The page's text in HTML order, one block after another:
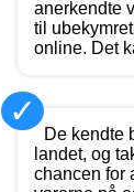
anerkendte
til
online. Det
✓
De kendte
landet, og
chancen for